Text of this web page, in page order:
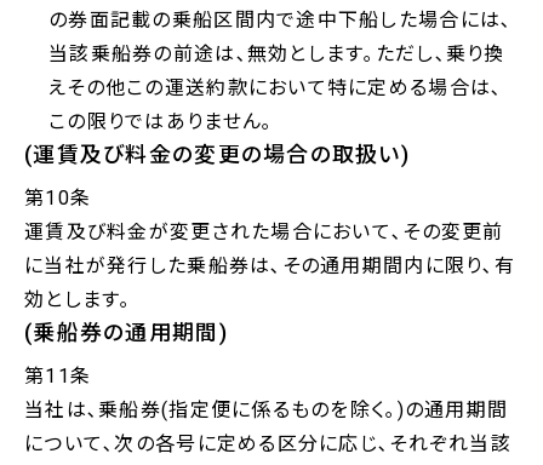
の券面記載の乗船区間内で途中下船した場合には､
当該乗船券の前途は､無効とします｡ただし､乗り換
えその他この運送約款において特に定める場合は､
この限りではありません｡
(運賃及び料金の変更の場合の取扱い)
第10条
運賃及び料金が変更された場合において､その変更前
に当社が発行した乗船券は､その通用期間内に限り､有
効とします｡
(乗船券の通用期間)
第11条
当社は､乗船券(指定便に係るものを除く｡)の通用期間
について､次の各号に定める区分に応じ､それぞれ当該